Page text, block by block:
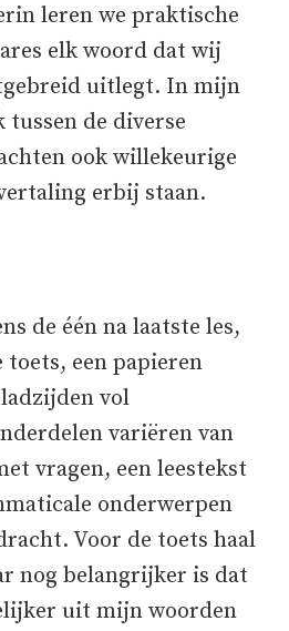
leren we praktische
elk woord dat wij
uitlegt. In mijn
de diverse
ook willekeurige
erbij staan.
de één na laatste les,
een papieren
vol
variëren van
vragen, een leestekst
onderwerpen
Voor de toets haal
nog belangrijker is dat
uit mijn woorden